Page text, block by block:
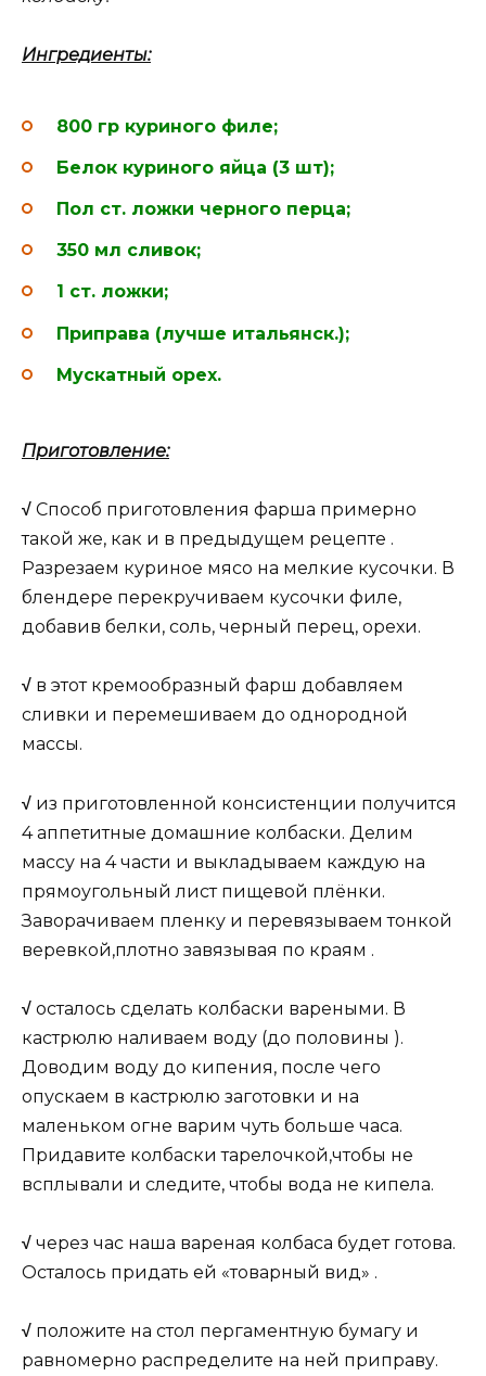
Ингредиенты:
800 гр куриного филе;
Белок куриного яйца (3 шт);
Пол ст. ложки черного перца;
350 мл сливок;
1 ст. ложки;
Приправа (лучше итальянск.);
Мускатный орех.
Приготовление:
√ Способ приготовления фарша примерно
такой же, как и в предыдущем рецепте .
Разрезаем куриное мясо на мелкие кусочки. В
блендере перекручиваем кусочки филе,
добавив белки, соль, черный перец, орехи.
√ в этот кремообразный фарш добавляем
сливки и перемешиваем до однородной
массы.
√ из приготовленной консистенции получится
4 аппетитные домашние колбаски. Делим
массу на 4 части и выкладываем каждую на
прямоугольный лист пищевой плёнки.
Заворачиваем пленку и перевязываем тонкой
веревкой,плотно завязывая по краям .
√ осталось сделать колбаски вареными. В
кастрюлю наливаем воду (до половины ).
Доводим воду до кипения, после чего
опускаем в кастрюлю заготовки и на
маленьком огне варим чуть больше часа.
Придавите колбаски тарелочкой,чтобы не
всплывали и следите, чтобы вода не кипела.
√ через час наша вареная колбаса будет готова.
Осталось придать ей «товарный вид» .
√ положите на стол пергаментную бумагу и
равномерно распределите на ней приправу.